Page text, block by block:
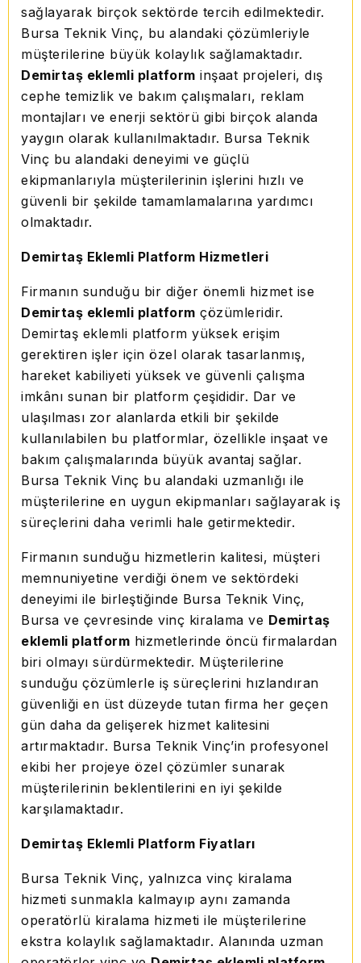
sağlayarak birçok sektörde tercih edilmektedir.
Bursa Teknik Vinç, bu alandaki çözümleriyle
müşterilerine büyük kolaylık sağlamaktadır.
Demirtaş eklemli platform inşaat projeleri, dış
cephe temizlik ve bakım çalışmaları, reklam
montajları ve enerji sektörü gibi birçok alanda
yaygın olarak kullanılmaktadır. Bursa Teknik
Vinç bu alandaki deneyimi ve güçlü
ekipmanlarıyla müşterilerinin işlerini hızlı ve
güvenli bir şekilde tamamlamalarına yardımcı
olmaktadır.
Demirtaş Eklemli Platform Hizmetleri
Firmanın sunduğu bir diğer önemli hizmet ise
Demirtaş eklemli platform çözümleridir.
Demirtaş eklemli platform yüksek erişim
gerektiren işler için özel olarak tasarlanmış,
hareket kabiliyeti yüksek ve güvenli çalışma
imkânı sunan bir platform çeşididir. Dar ve
ulaşılması zor alanlarda etkili bir şekilde
kullanılabilen bu platformlar, özellikle inşaat ve
bakım çalışmalarında büyük avantaj sağlar.
Bursa Teknik Vinç bu alandaki uzmanlığı ile
müşterilerine en uygun ekipmanları sağlayarak iş
süreçlerini daha verimli hale getirmektedir.
Firmanın sunduğu hizmetlerin kalitesi, müşteri
memnuniyetine verdiği önem ve sektördeki
deneyimi ile birleştiğinde Bursa Teknik Vinç,
Bursa ve çevresinde vinç kiralama ve Demirtaş
eklemli platform hizmetlerinde öncü firmalardan
biri olmayı sürdürmektedir. Müşterilerine
sunduğu çözümlerle iş süreçlerini hızlandıran
güvenliği en üst düzeyde tutan firma her geçen
gün daha da gelişerek hizmet kalitesini
artırmaktadır. Bursa Teknik Vinç’in profesyonel
ekibi her projeye özel çözümler sunarak
müşterilerinin beklentilerini en iyi şekilde
karşılamaktadır.
Demirtaş Eklemli Platform Fiyatları
Bursa Teknik Vinç, yalnızca vinç kiralama
hizmeti sunmakla kalmayıp aynı zamanda
operatörlü kiralama hizmeti ile müşterilerine
ekstra kolaylık sağlamaktadır. Alanında uzman